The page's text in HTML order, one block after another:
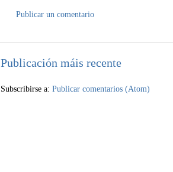
Publicar un comentario
Publicación máis recente
Subscribirse a: Publicar comentarios (Atom)